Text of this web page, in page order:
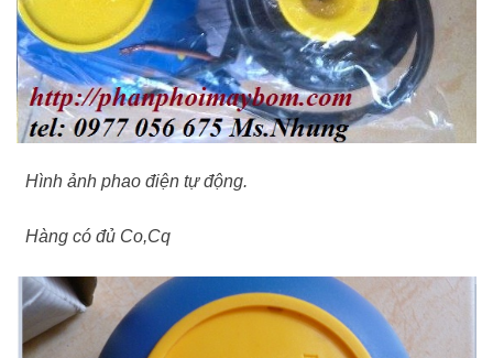
Hình ảnh phao điện tự động.
Hàng có đủ Co,Cq